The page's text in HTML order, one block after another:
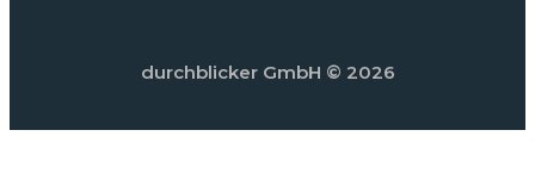
durchblicker GmbH © 2026